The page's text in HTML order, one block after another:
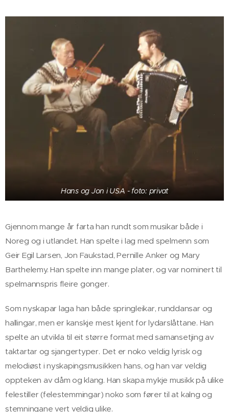
Hans og Jon i USA - foto: privat
Gjennom mange år farta han rundt som musikar både i
Noreg og i utlandet. Han spelte i lag med spelmenn som
Geir Egil Larsen, Jon Faukstad, Pernille Anker og Mary
Barthelemy. Han spelte inn mange plater, og var nominert til
spelmannspris fleire gonger.
Som nyskapar laga han både springleikar, runddansar og
hallingar, men er kanskje mest kjent for lydarslåttane. Han
spelte an utvikla til eit større format med samansetjing av
taktartar og sjangertyper. Det er noko veldig lyrisk og
melodiøst i nyskapingsmusikken hans, og han var veldig
oppteken av dåm og klang. Han skapa mykje musikk på ulike
felestiller (felestemmingar) noko som fører til at kalng og
stemningane vert veldig ulike.